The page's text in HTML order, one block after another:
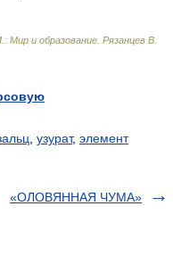
Мир и образование Рязанцев В.
узурат, элемент
«ОЛОВЯННАЯ ЧУМА»